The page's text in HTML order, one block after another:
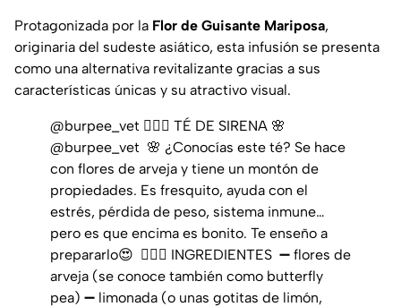
Protagonizada por la Flor de Guisante Mariposa,
originaria del sudeste asiático, esta infusión se presenta
como una alternativa revitalizante gracias a sus
características únicas y su atractivo visual.
@burpee_vet 🧜🏻‍♀️ TÉ DE SIRENA 🌸
@burpee_vet⁣ ⁣ 🌸 ¿Conocías este té? Se hace
con flores de arveja y tiene un montón de
propiedades. Es fresquito, ayuda con el
estrés, pérdida de peso, sistema inmune…
pero es que encima es bonito. Te enseño a
prepararlo😍 ⁣ 🧜🏻‍♀️ INGREDIENTES ⁣ ➖ flores de
arveja (se conoce también como butterfly
pea) ➖ limonada (o unas gotitas de limón,